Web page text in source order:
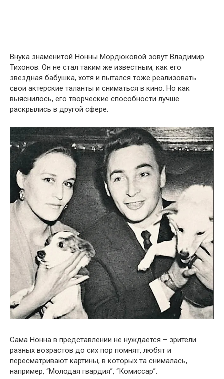
Внука знаменитой Нонны Мордюковой зовут Владимир
Тихонов. Он не стал таким же известным, как его
звездная бабушка, хотя и пытался тоже реализовать
свои актерские таланты и сниматься в кино. Но как
выяснилось, его творческие способности лучше
раскрылись в другой сфере.
Сама Нонна в представлении не нуждается – зрители
разных возрастов до сих пор помнят, любят и
пересматривают картины, в которых та снималась,
например, “Молодая гвардия”, “Комиссар”.